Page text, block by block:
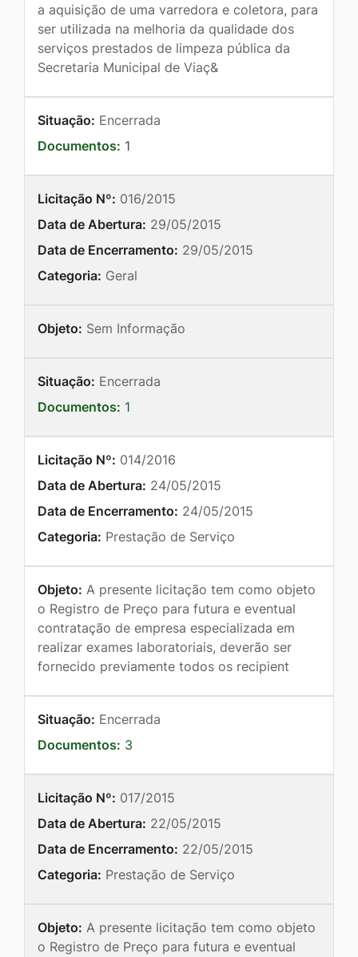
a aquisição de uma varredora e coletora, para
ser utilizada na melhoria da qualidade dos
serviços prestados de limpeza pública da
Secretaria Municipal de Viaç&
Situação: Encerrada
Documentos: 1
Licitação Nº: 016/2015
Data de Abertura: 29/05/2015
Data de Encerramento: 29/05/2015
Categoria: Geral
Objeto: Sem Informação
Situação: Encerrada
Documentos: 1
Licitação Nº: 014/2016
Data de Abertura: 24/05/2015
Data de Encerramento: 24/05/2015
Categoria: Prestação de Serviço
Objeto: A presente licitação tem como objeto
o Registro de Preço para futura e eventual
contratação de empresa especializada em
realizar exames laboratoriais, deverão ser
fornecido previamente todos os recipient
Situação: Encerrada
Documentos: 3
Licitação Nº: 017/2015
Data de Abertura: 22/05/2015
Data de Encerramento: 22/05/2015
Categoria: Prestação de Serviço
Objeto: A presente licitação tem como objeto
o Registro de Preço para futura e eventual